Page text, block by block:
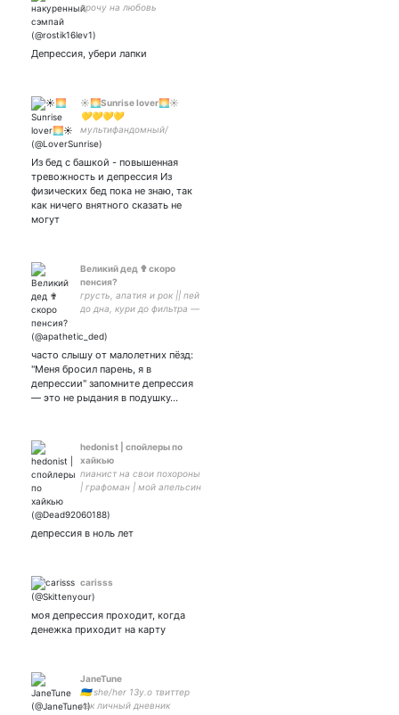
дрочу на любовь
Депрессия, убери лапки
☀🌅Sunrise lover🌅☀
💛💛💛💛
мультифандомный/
начинающий сериаломан
#ImagineDragons
#TwentyOnePilots
#PanicatTheDisco и многое
другое 💛💛💛💛
Из бед с башкой - повышенная
тревожность и депрессия Из
физических бед пока не знаю, так
как ничего внятного сказать не
могут
Великий дед ✟ скоро
пенсия?
грусть, апатия и рок || пей
до дна, кури до фильтра —
мой внук в лице моего
часто слышу от малолетних пёзд:
"Меня бросил парень, я в
депрессии" запомните депрессия
— это не рыдания в подушку…
hedonist | спойлеры по
хайкью
пианист на свои похороны
| графоман | мой апельсин
открытых пространств и
_liquiritiae_surrepo_
депрессия в ноль лет
carisss
моя депрессия проходит, когда
денежка приходит на карту
JaneTune
🇺🇦 she/her 13y.o твиттер
как личный дневник